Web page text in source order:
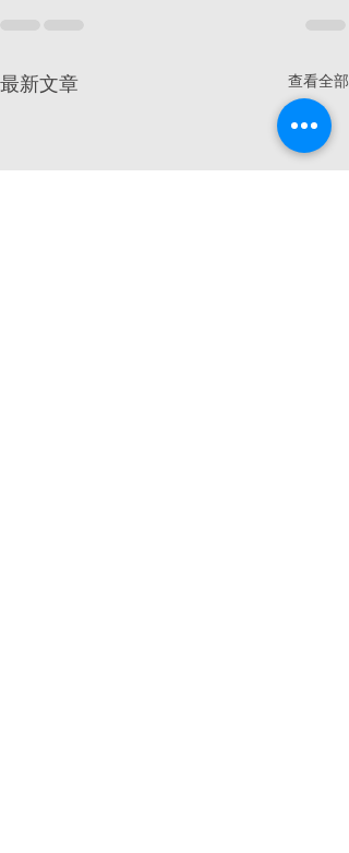
最新文章 查看全部